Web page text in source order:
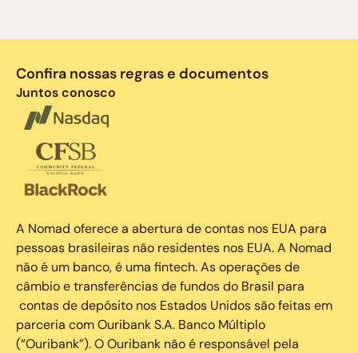
Confira nossas regras e documentos
Juntos conosco
A Nomad oferece a abertura de contas nos EUA para
pessoas brasileiras não residentes nos EUA. A Nomad
não é um banco, é uma fintech. As operações de
câmbio e transferências de fundos do Brasil para
contas de depósito nos Estados Unidos são feitas em
parceria com Ouribank S.A. Banco Múltiplo
(“Ouribank”). O Ouribank não é responsável pela